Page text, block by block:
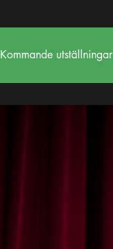
Kommande utställningar